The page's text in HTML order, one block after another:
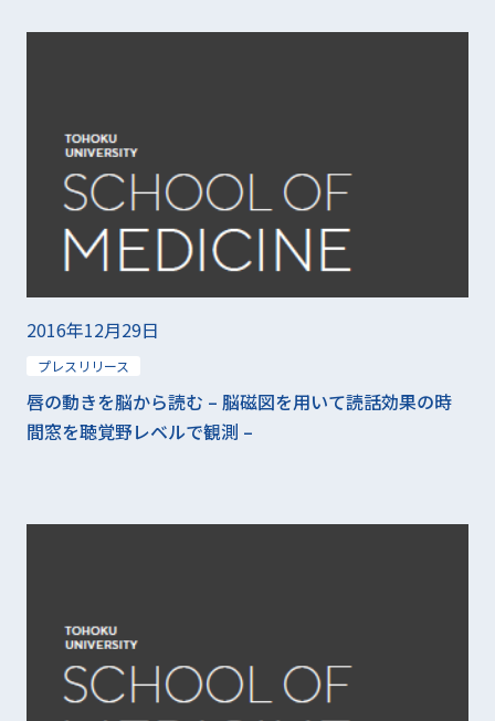
2016年12月29日
プレスリリース
唇の動きを脳から読む – 脳磁図を用いて読話効果の時
間窓を聴覚野レベルで観測 –